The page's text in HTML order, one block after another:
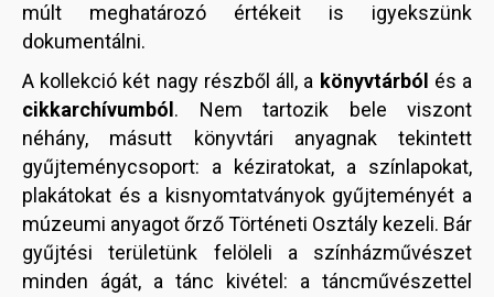
múlt meghatározó értékeit is igyekszünk
dokumentálni.
A kollekció két nagy részből áll, a könyvtárból és a
cikkarchívumból . Nem tartozik bele viszont
néhány, másutt könyvtári anyagnak tekintett
gyűjteménycsoport: a kéziratokat, a színlapokat,
plakátokat és a kisnyomtatványok gyűjteményét a
múzeumi anyagot őrző Történeti Osztály kezeli. Bár
gyűjtési területünk felöleli a színházművészet
minden ágát, a tánc kivétel: a táncművészettel